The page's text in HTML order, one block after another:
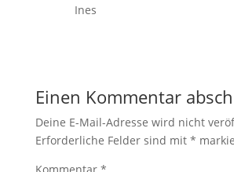
Ines
Einen Kommentar
Deine E-Mail-Adresse wird nicht
Erforderliche Felder sind mit *